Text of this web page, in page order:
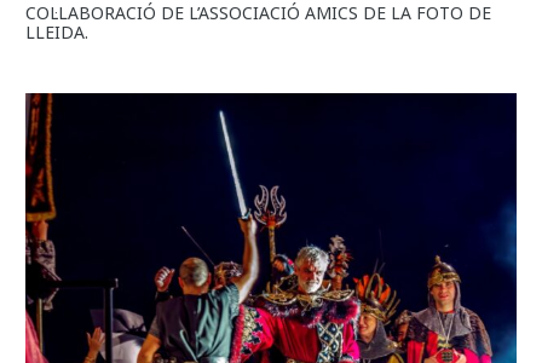
COL·LABORACIÓ DE L’ASSOCIACIÓ AMICS DE LA FOTO DE
LLEIDA.